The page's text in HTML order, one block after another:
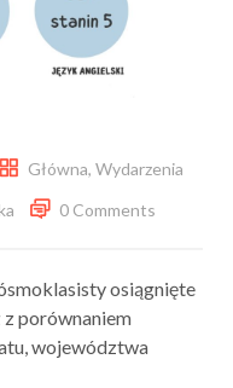
Główna, Wydarzenia
0 Comments
osiągnięte
z porównaniem
województwa